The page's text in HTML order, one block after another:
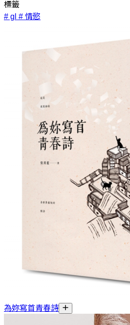
標籤
# gl # 情慾
為妳寫首青春詩